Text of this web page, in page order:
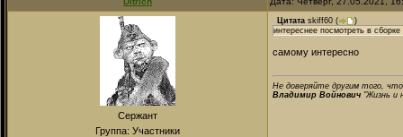
Сержант
Группа: Участники
Цитата skiff60 (
)
интереснее посмотреть в
самому интересно
Не доверяйте другим того,
Владимир Войнович "Жизнь и